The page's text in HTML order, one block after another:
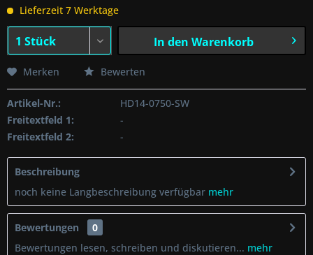
Lieferzeit 7 Werktage
In den Warenkorb
Merken Bewerten
Artikel-Nr.:
HD14-0750-SW
Freitextfeld 1:
-
Freitextfeld 2:
-
Beschreibung
noch keine Langbeschreibung verfügbar mehr
Bewertungen
0
Bewertungen lesen, schreiben und diskutieren... mehr